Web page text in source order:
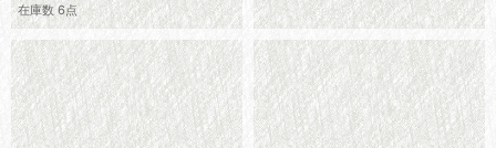
在庫数 6点